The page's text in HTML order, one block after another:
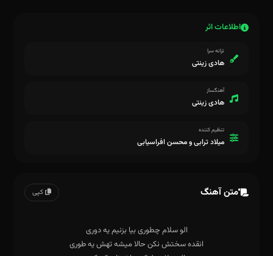
اطلاعات اثر
ترانه سرا
هادی زینتی
آهنگساز
هادی زینتی
تنظیم کننده
میلاد ترابی و محسن افراسیابی
متن آهنگ کپی